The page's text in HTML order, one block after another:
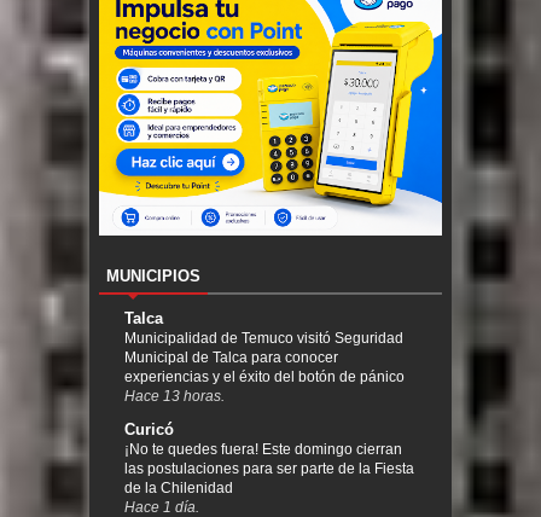
MUNICIPIOS
Talca
Municipalidad de Temuco visitó Seguridad
Municipal de Talca para conocer
experiencias y el éxito del botón de pánico
Hace 13 horas.
Curicó
¡No te quedes fuera! Este domingo cierran
las postulaciones para ser parte de la Fiesta
de la Chilenidad
Hace 1 día.